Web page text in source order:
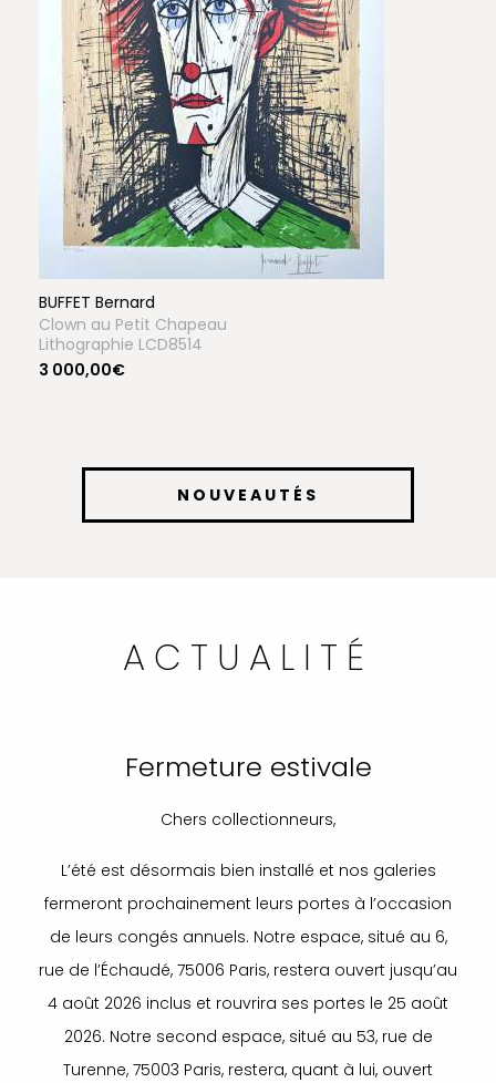
BUFFET Bernard
Clown au Petit Chapeau
Lithographie LCD8514
3 000,00€
NOUVEAUTÉS
ACTUALITÉ
Fermeture estivale
Chers collectionneurs,
L’été est désormais bien installé et nos galeries
fermeront prochainement leurs portes à l’occasion
de leurs congés annuels. Notre espace, situé au 6,
rue de l’Échaudé, 75006 Paris, restera ouvert jusqu’au
4 août 2026 inclus et rouvrira ses portes le 25 août
2026. Notre second espace, situé au 53, rue de
Turenne, 75003 Paris, restera, quant à lui, ouvert